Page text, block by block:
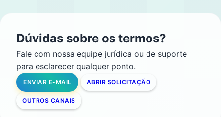
Dúvidas sobre os termos?
Fale com nossa equipe jurídica ou de suporte
para esclarecer qualquer ponto.
ENVIAR E-MAIL ABRIR SOLICITAÇÃO
OUTROS CANAIS